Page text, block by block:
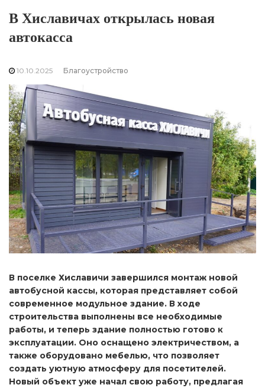
В Хиславичах открылась новая
автокасса
10.10.2025 Благоустройство
В поселке Хиславичи завершился монтаж новой
автобусной кассы, которая представляет собой
современное модульное здание. В ходе
строительства выполнены все необходимые
работы, и теперь здание полностью готово к
эксплуатации. Оно оснащено электричеством, а
также оборудовано мебелью, что позволяет
создать уютную атмосферу для посетителей.
Новый объект уже начал свою работу, предлагая